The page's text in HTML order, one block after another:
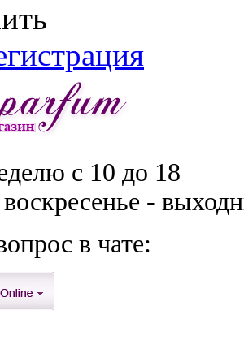
с 10 до 18
-
в чате: